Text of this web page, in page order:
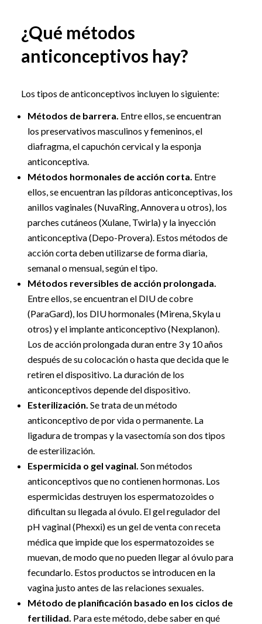
¿Qué métodos
anticonceptivos hay?
Los tipos de anticonceptivos incluyen lo siguiente:
Métodos de barrera. Entre ellos, se encuentran
los preservativos masculinos y femeninos, el
diafragma, el capuchón cervical y la esponja
anticonceptiva.
Métodos hormonales de acción corta. Entre
ellos, se encuentran las píldoras anticonceptivas, los
anillos vaginales (NuvaRing, Annovera u otros), los
parches cutáneos (Xulane, Twirla) y la inyección
anticonceptiva (Depo-Provera). Estos métodos de
acción corta deben utilizarse de forma diaria,
semanal o mensual, según el tipo.
Métodos reversibles de acción prolongada.
Entre ellos, se encuentran el DIU de cobre
(ParaGard), los DIU hormonales (Mirena, Skyla u
otros) y el implante anticonceptivo (Nexplanon).
Los de acción prolongada duran entre 3 y 10 años
después de su colocación o hasta que decida que le
retiren el dispositivo. La duración de los
anticonceptivos depende del dispositivo.
Esterilización. Se trata de un método
anticonceptivo de por vida o permanente. La
ligadura de trompas y la vasectomía son dos tipos
de esterilización.
Espermicida o gel vaginal. Son métodos
anticonceptivos que no contienen hormonas. Los
espermicidas destruyen los espermatozoides o
dificultan su llegada al óvulo. El gel regulador del
pH vaginal (Phexxi) es un gel de venta con receta
médica que impide que los espermatozoides se
muevan, de modo que no pueden llegar al óvulo para
fecundarlo. Estos productos se introducen en la
vagina justo antes de las relaciones sexuales.
Método de planificación basado en los ciclos de
fertilidad. Para este método, debe saber en qué